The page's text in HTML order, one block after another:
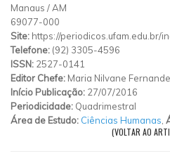
Manaus /AM
69077-000
Site: https://periodicos.ufam.edu.br/
Telefone: (92) 3305-4596
ISSN: 2527-0141
Editor Chefe: Maria Nilvane
Início Publicação: 27/07/2016
Periodicidade: Quadrimestral
Área de Estudo: Ciências Humanas
(VOLTAR AO